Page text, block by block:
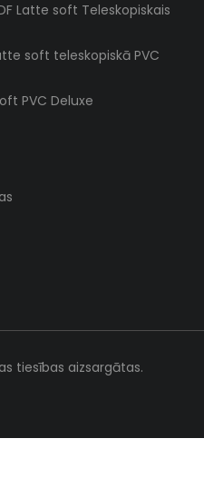
Latte soft Teleskopiskais
soft teleskopiskā PVC
PVC Deluxe
tiesības aizsargātas.